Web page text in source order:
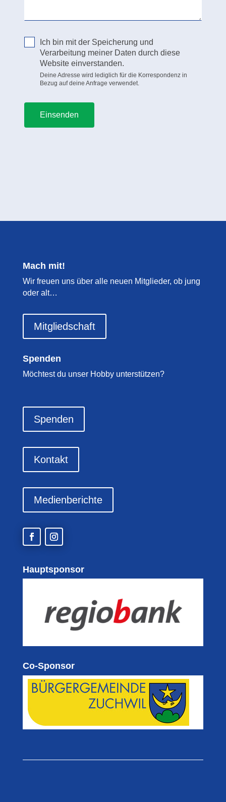
Ich bin mit der Speicherung und
Verarbeitung meiner Daten durch diese
Website einverstanden.
Deine Adresse wird lediglich für die Korrespondenz in
Bezug auf deine Anfrage verwendet.
Einsenden
Mach mit!
Wir freuen uns über alle neuen Mitglieder, ob jung
oder alt…
Mitgliedschaft
Spenden
Möchtest du unser Hobby unterstützen?
Spenden
Kontakt
Medienberichte
Hauptsponsor
Co-Sponsor